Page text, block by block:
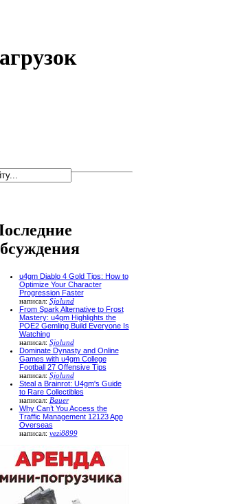
u4gm Diablo 4 Gold Tips: How to
Optimize Your Character
Progression Faster
написал: Sjolund
From Spark Alternative to Frost
Mastery: u4gm Highlights the
POE2 Gemling Build Everyone Is
Watching
написал: Sjolund
Dominate Dynasty and Online
Games with u4gm College
Football 27 Offensive Tips
написал: Sjolund
Steal a Brainrot: U4gm's Guide
to Rare Collectibles
написал: Bauer
Why Can’t You Access the
Traffic Management 12123 App
Overseas
написал: yezi8899